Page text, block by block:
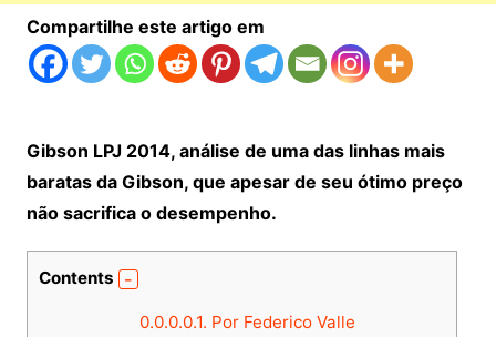
Compartilhe este artigo em
Gibson LPJ 2014, análise de uma das linhas mais
baratas da Gibson, que apesar de seu ótimo preço
não sacrifica o desempenho.
Contents
0.0.0.0.1. Por Federico Valle